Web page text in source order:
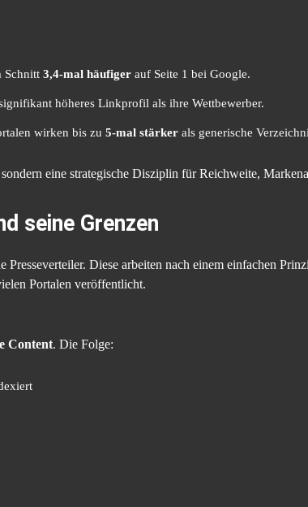
Schnitt 3,4-mal häufiger auf Seite 1 bei Google.
höheres Linkprofil als ihre Wettbewerber.
wirken bis zu 5-mal stärker als generische
eine strategische Disziplin für Reichweite,
seine Grenzen
Diese arbeiten nach einem einfachen
Portalen veröffentlicht.
Content. Die Folge: